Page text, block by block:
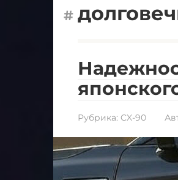
Рубрика: CX-90